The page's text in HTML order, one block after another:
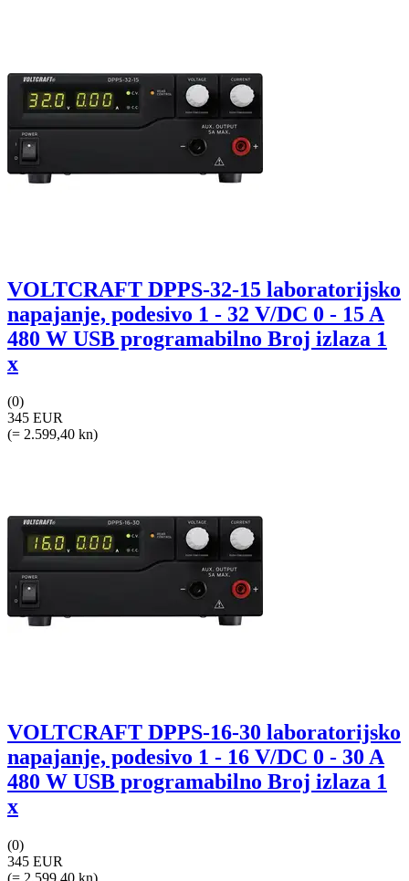
VOLTCRAFT DPPS-32-15 laboratorijsko
napajanje, podesivo 1 - 32 V/DC 0 - 15 A
480 W USB programabilno Broj izlaza 1
x
(0)
345 EUR
(= 2.599,40 kn)
VOLTCRAFT DPPS-16-30 laboratorijsko
napajanje, podesivo 1 - 16 V/DC 0 - 30 A
480 W USB programabilno Broj izlaza 1
x
(0)
345 EUR